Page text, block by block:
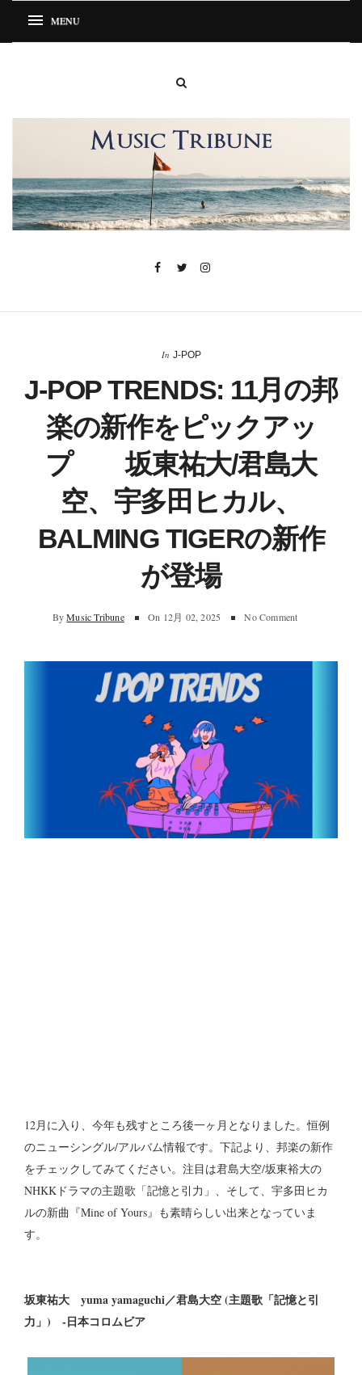
In J-POP
J-POP TRENDS: 11月の邦
楽の新作をピックアッ
プ 坂東祐大/君島大
空、宇多田ヒカル、
BALMING TIGERの新作
が登場
By Music Tribune On 12月 02, 2025 No Comment
12月に入り、今年も残すところ後一ヶ月となりました。恒例
のニューシングル/アルバム情報です。下記より、邦楽の新作
をチェックしてみてください。注目は君島大空/坂東裕大の
NHKKドラマの主題歌「記憶と引力」、そして、宇多田ヒカ
ルの新曲『Mine of Yours』も素晴らしい出来となっていま
す。
坂東祐大 yuma yamaguchi／君島大空 (主題歌「記憶と引
力」) -日本コロムビア